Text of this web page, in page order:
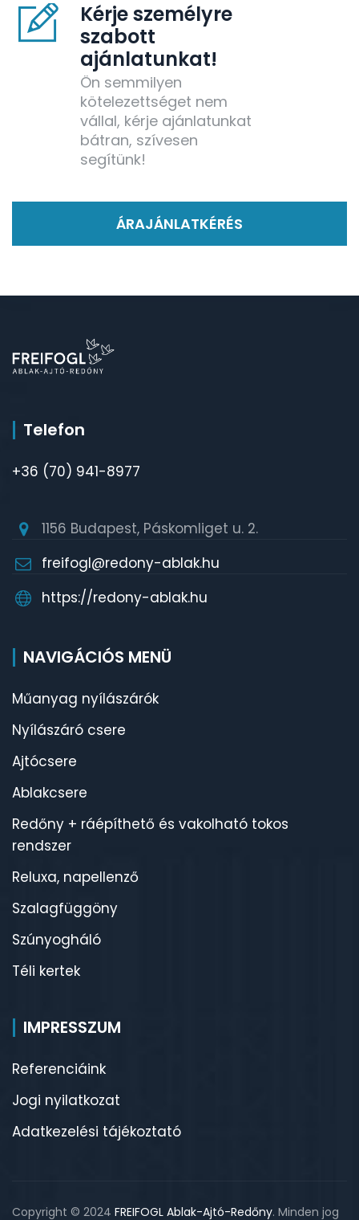
Kérje személyre
szabott
ajánlatunkat!
Ön semmilyen
kötelezettséget nem
vállal, kérje ajánlatunkat
bátran, szívesen
segítünk!
ÁRAJÁNLATKÉRÉS
Telefon
+36 (70) 941-8977
1156 Budapest, Páskomliget u. 2.
freifogl@redony-ablak.hu
https://redony-ablak.hu
NAVIGÁCIÓS MENÜ
Műanyag nyílászárók
Nyílászáró csere
Ajtócsere
Ablakcsere
Redőny + ráépíthető és vakolható tokos
rendszer
Reluxa, napellenző
Szalagfüggöny
Szúnyogháló
Téli kertek
IMPRESSZUM
Referenciáink
Jogi nyilatkozat
Adatkezelési tájékoztató
Copyright © 2024 FREIFOGL Ablak-Ajtó-Redőny. Minden jog